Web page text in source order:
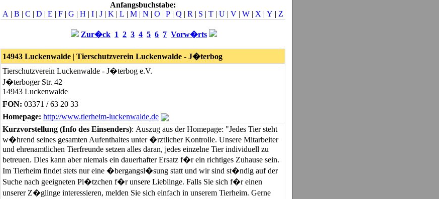
Anfangsbuchstabe:
A | B | C | D | E | F | G | H | I | J | K | L | M | N | O | P | Q | R | S | T | U | V | W | X | Y | Z
Zur�ck 1 2 3 4 5 6 7 Vorw�rts
14943 Luckenwalde | Tierschutzverein Luckenwalde - J�terbog
Tierschutzverein Luckenwalde - J�terbog e.V.
J�terboger Str. 42
14943 Luckenwalde
FON: 03371 / 63 20 33
Homepage: http://www.tierheim-luckenwalde.de
Kurzvorstellung (Info des Einsenders): Auszug aus der Homepage: "Jedes Tier steht
w�hrend seines gesamten Aufenthaltes unter �rztlicher Kontrolle. Unsere Mitarbeiter
und ehrenamtlichen Tierfreunde setzen alles daran, jedes einzelne Tier individuell zu
betreuen. Dies kann aber niemals ein dauerhafter Ersatz f�r ein richtiges Zuhause sein.
Im Tierheim findet stets nur eine �bergangsl�sung statt und wir sind st�ndig auf der
Suche nach geeigneten Pl�tzchen f�r unsere Lieblinge. Falls Sie sich f�r einen
unserer Z�glinge interessieren, melden Sie sich einfach in unserem Tierheim. Gerne